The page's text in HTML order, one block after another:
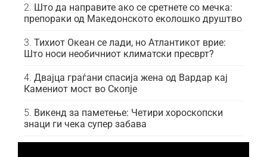
Што да направите ако се сретнете со мечка:
препораки од Македонското еколошко друштво
Тихиот Океан се лади, но Атлантикот врие:
Што носи необичниот климатски пресврт?
Двајца граѓани спасија жена од Вардар кај
Камениот мост во Скопје
Викенд за паметење: Четири хороскопски
знаци ги чека супер забава